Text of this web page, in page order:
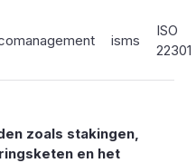
isms
ISO
22301
zoals stakingen,
en het